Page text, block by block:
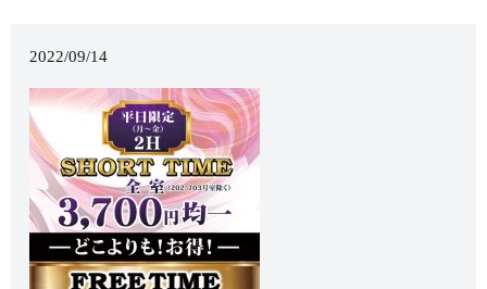
2022/09/14